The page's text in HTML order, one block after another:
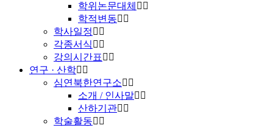
학위논문대체
학적변동
학사일정
각종서식
강의시간표
연구 · 산학
심연북한연구소
소개 / 인사말
산하기관
학술활동